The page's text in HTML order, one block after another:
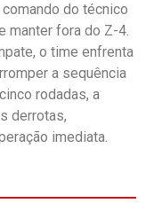
do técnico
manter fora do Z-4.
o time enfrenta
a sequência
rodadas, a
derrotas,
imediata.